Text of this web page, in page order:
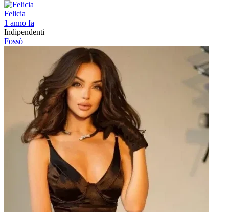
Felicia
1 anno fa
Indipendenti
Fossò